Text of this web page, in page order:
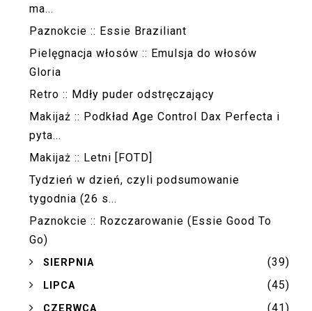
ma...
Paznokcie :: Essie Braziliant
Pielęgnacja włosów :: Emulsja do włosów
Gloria
Retro :: Mdły puder odstręczający
Makijaż :: Podkład Age Control Dax Perfecta i
pyta...
Makijaż :: Letni [FOTD]
Tydzień w dzień, czyli podsumowanie
tygodnia (26 s...
Paznokcie :: Rozczarowanie (Essie Good To
Go)
►SIERPNIA (39)
► LIPCA (45)
► (41)